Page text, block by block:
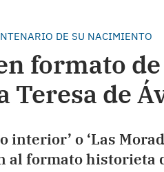
DE SU NACIMIENTO
formato
Teresa de
interior’ o ‘Las
al formato